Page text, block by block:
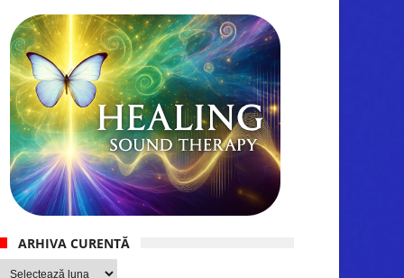
ARHIVA CURENTĂ
Arhiva